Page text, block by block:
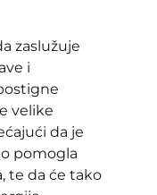
zaslužuje
i
velike
da je
pomogla
te da će tako